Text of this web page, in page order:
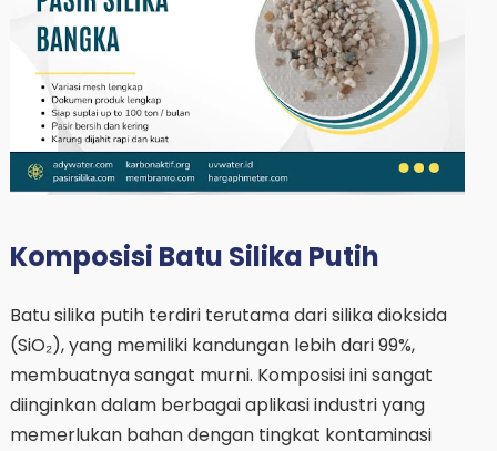
Komposisi Batu Silika Putih
Batu silika putih terdiri terutama dari silika dioksida
(SiO₂), yang memiliki kandungan lebih dari 99%,
membuatnya sangat murni. Komposisi ini sangat
diinginkan dalam berbagai aplikasi industri yang
memerlukan bahan dengan tingkat kontaminasi